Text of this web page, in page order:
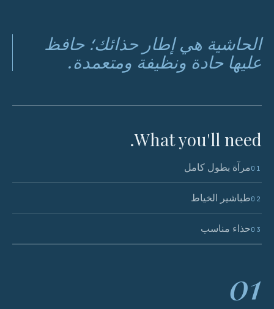
الحاشية هي إطار حذائك؛ حافظ
عليها حادة ونظيفة ومتعمدة.
What you'll need.
01مرآة بطول كامل
02طباشير الخياط
03حذاء مناسب
01